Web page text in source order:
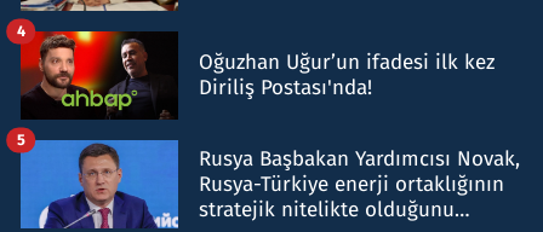
Oğuzhan Uğur’un ifadesi ilk kez
Diriliş Postası'nda!
4
Rusya Başbakan Yardımcısı Novak,
Rusya-Türkiye enerji ortaklığının
stratejik nitelikte olduğunu
5